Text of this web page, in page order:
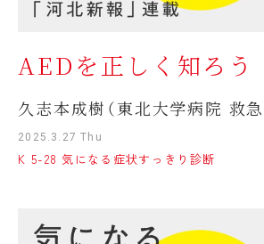
AEDを正しく知ろう
久志本成樹（東北大学病院 救急
2025.3.27 Thu
K 5-28 気になる症状すっきり診断